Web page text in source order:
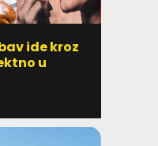
ide kroz
u